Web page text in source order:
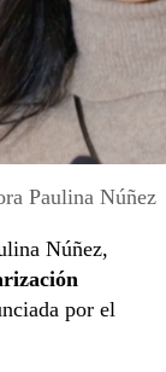
Paulina Núñez
Núñez,
por el